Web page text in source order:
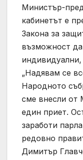
Министър-
кабинетът е
Закона за
възможност
„Надявам се
Народното
сме внесли от
един приет.
заработи
редовно
Димитър